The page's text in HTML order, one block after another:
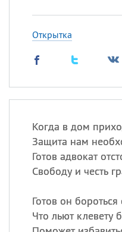
Открытка
Когда в дом
Защита нам
Готов адвокат
Свободу и честь
Готов он бороться
Что льют клевету